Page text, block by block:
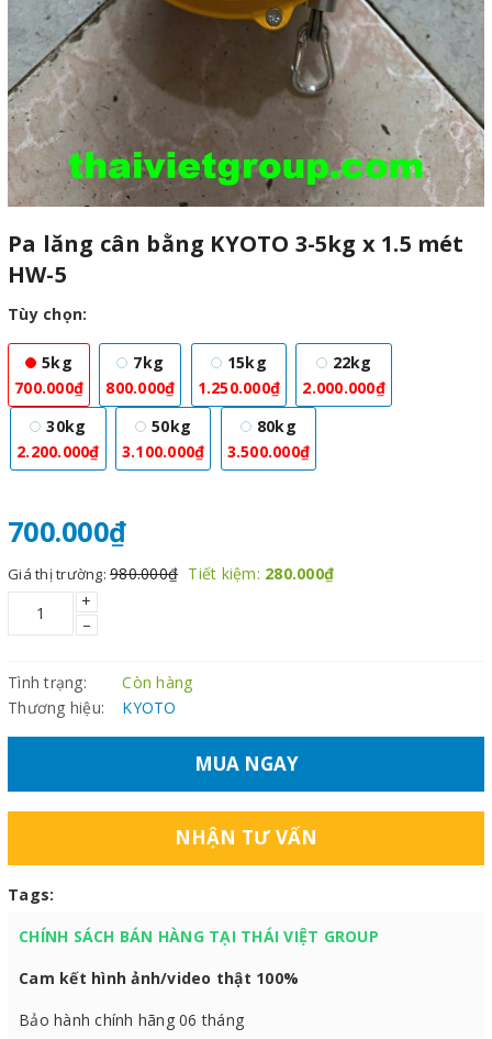
Pa lăng cân bằng KYOTO 3-5kg x 1.5 mét
HW-5
Tùy chọn:
5kg
700.000₫
7kg
800.000₫
15kg
1.250.000₫
22kg
2.000.000₫
30kg
2.200.000₫
50kg
3.100.000₫
80kg
3.500.000₫
700.000₫
Giá thị trường: 980.000₫ Tiết kiệm: 280.000₫
+
–
Tình trạng:
Còn hàng
Thương hiệu:
KYOTO
MUA NGAY
NHẬN TƯ VẤN
Tags:
CHÍNH SÁCH BÁN HÀNG TẠI THÁI VIỆT GROUP
Cam kết hình ảnh/video thật 100%
Bảo hành chính hãng 06 tháng